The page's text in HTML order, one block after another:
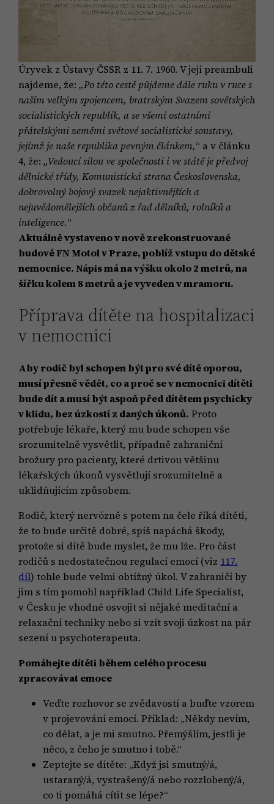
Úryvek z Ústavy ČSSR z 11. 7. 1960. V její preambuli
najdeme, že:„Po této cestě půjdeme dále ruku v ruce s
naším velkým spojencem, bratrským Svazem sovětských
socialistických republik, a se všemi ostatními
přátelskými zeměmi světové socialistické soustavy,
jejímž je naše republika pevným článkem,“ a v článku
4, že:„Vedoucí silou ve společnosti i ve státě je předvoj
dělnické třídy, Komunistická strana Československa,
dobrovolný bojový svazek nejaktivnějších a
nejuvědomělejších občanů z řad dělníků, rolníků a
inteligence.“
Aktuálně vystaveno v nově zrekonstruované
budově FN Motol v Praze, poblíž vstupu do dětské
nemocnice. Nápis má na výšku okolo 2 metrů, na
šířku kolem 8 metrů a je vyveden v mramoru.
Příprava dítěte na hospitalizaci
v nemocnici
Aby rodič byl schopen být pro své dítě oporou,
musí přesně vědět, co a proč se v nemocnici dítěti
bude dít a musí být aspoň před dítětem psychicky
v klidu, bez úzkostí z daných úkonů. Proto
potřebuje lékaře, který mu bude schopen vše
srozumitelně vysvětlit, případně zahraniční
brožury pro pacienty, které drtivou většinu
lékařských úkonů vysvětlují srozumitelně a
uklidňujícím způsobem.
Rodič, který nervózně s potem na čele říká dítěti,
že to bude určitě dobré, spíš napáchá škody,
protože si dítě bude myslet, že mu lže. Pro část
rodičů s nedostatečnou regulací emocí (viz 117.
díl) tohle bude velmi obtížný úkol. V zahraničí by
jim s tím pomohl například Child Life Specialist,
v Česku je vhodné osvojit si nějaké meditační a
relaxační techniky nebo si vzít svoji úzkost na pár
sezení u psychoterapeuta.
Pomáhejte dítěti během celého procesu
zpracovávat emoce
Veďte rozhovor se zvědavostí a buďte vzorem
v projevování emocí. Příklad: „Někdy nevím,
co dělat, a je mi smutno. Přemýšlím, jestli je
něco, z čeho je smutno i tobě.“
Zeptejte se dítěte: „Když jsi smutný/á,
ustaraný/á, vystrašený/á nebo rozzlobený/á,
co ti pomáhá cítit se lépe?“